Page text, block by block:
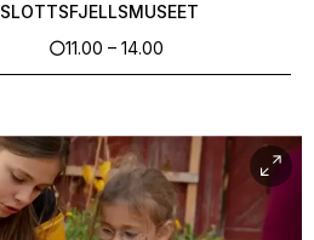
SLOTTSFJELLSMUSEET
11.00 – 14.00